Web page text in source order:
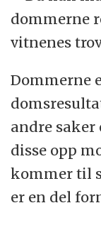
dommerne
vitnenes
Dommerne
andre saker
disse opp
kommer til
er en del